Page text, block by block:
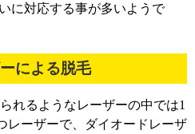
に対応する事が多いようで
による脱毛
れるようなレーザーの中では1
レーザーで、ダイオードレーザ